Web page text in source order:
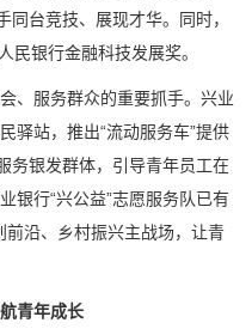
台竞技、展现才华。同时，
民银行金融科技发展奖。
、服务群众的重要抓手。兴业
驿站，推出“流动服务车”提供
务银发群体，引导青年员工在
银行“兴公益”志愿服务队已有
沿、乡村振兴主战场，让青
青年成长